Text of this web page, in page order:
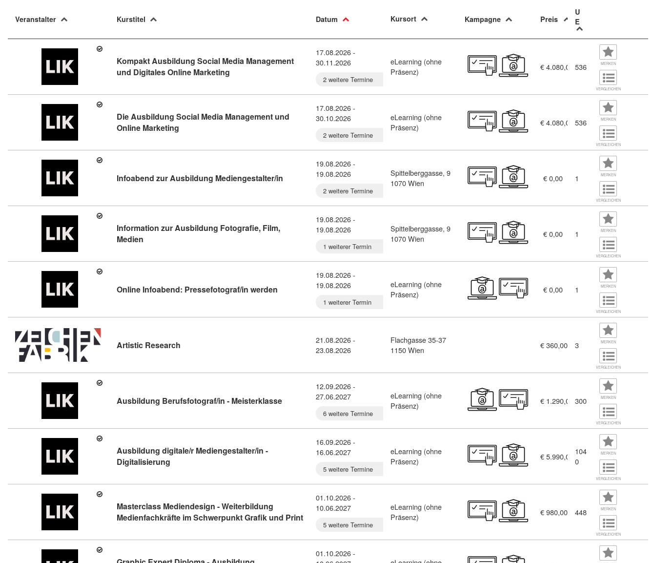
Veranstalter Kurstitel Datum Kursort Kampagne Preis
U
E
Kompakt Ausbildung Social Media Management
und Digitales Online Marketing Kursdetail: Kompakt Ausbildung Social Media Management und Digitales Online Marketing (5739330)
17.08.2026 -
30.11.2026
2 weitere Termine
eLearning (ohne
Präsenz)
€ 4.080,00 536 MERKEN
VERGLEICHEN
Die Ausbildung Social Media Management und
Online Marketing Kursdetail: Die Ausbildung Social Media Management und Online Marketing (3685898)
17.08.2026 -
30.10.2026
2 weitere Termine
eLearning (ohne
Präsenz)
€ 4.080,00 536 MERKEN
VERGLEICHEN
Infoabend zur Ausbildung Mediengestalter/in Kursdetail: Infoabend zur Ausbildung Mediengestalter/in (9388421)
19.08.2026 -
19.08.2026
2 weitere Termine
Spittelberggasse, 9
1070 Wien
€ 0,00 1 MERKEN
VERGLEICHEN
Information zur Ausbildung Fotografie, Film,
Medien Kursdetail: Information zur Ausbildung Fotografie, Film, Medien (9388420)
19.08.2026 -
19.08.2026
1 weiterer Termin
Spittelberggasse, 9
1070 Wien
€ 0,00 1 MERKEN
VERGLEICHEN
Online Infoabend: Pressefotograf/in werden Kursdetail: Online Infoabend: Pressefotograf/in werden (4049324)
19.08.2026 -
19.08.2026
1 weiterer Termin
eLearning (ohne
Präsenz)
€ 0,00 1 MERKEN
VERGLEICHEN
Artistic Research
21.08.2026 -
23.08.2026
Flachgasse 35-37
1150 Wien
€ 360,00 3 MERKEN
VERGLEICHEN
Ausbildung Berufsfotograf/in - MeisterklasseKursdetail: Ausbildung Berufsfotograf/in - Meisterklasse (3685899)
12.09.2026 -
27.06.2027
6 weitere Termine
eLearning (ohne
Präsenz)
€ 1.290,00 300 MERKEN
VERGLEICHEN
Ausbildung digitale/r Mediengestalter/in -
Digitalisierung Kursdetail: Ausbildung digitale/r Mediengestalter/in - Digitalisierung (1635465)
16.09.2026 -
16.06.2027
5 weitere Termine
eLearning (ohne
Präsenz)
€ 5.990,00
104
0
MERKEN
VERGLEICHEN
Masterclass Mediendesign - Weiterbildung
Medienfachkräfte im Schwerpunkt Grafik und PrintKursdetail: Masterclass Mediendesign - Weiterbildung Medienfachkräfte im Schwerpunkt Grafik und
01.10.2026 -
10.06.2027
5 weitere Termine
eLearning (ohne
Präsenz)
€ 980,00 448 MERKEN
VERGLEICHEN
01.10.2026 -